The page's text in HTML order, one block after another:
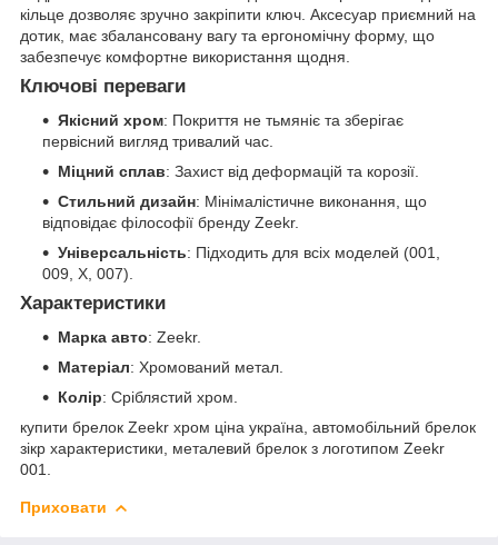
кільце дозволяє зручно закріпити ключ. Аксесуар приємний на
дотик, має збалансовану вагу та ергономічну форму, що
забезпечує комфортне використання щодня.
Ключові переваги
Якісний хром: Покриття не тьмяніє та зберігає
первісний вигляд тривалий час.
Міцний сплав: Захист від деформацій та корозії.
Стильний дизайн: Мінімалістичне виконання, що
відповідає філософії бренду Zeekr.
Універсальність: Підходить для всіх моделей (001,
009, X, 007).
Характеристики
Марка авто: Zeekr.
Матеріал: Хромований метал.
Колір: Сріблястий хром.
купити брелок Zeekr хром ціна україна, автомобільний брелок
зікр характеристики, металевий брелок з логотипом Zeekr
001.
Приховати